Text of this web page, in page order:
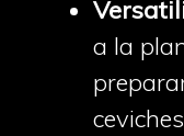
a la